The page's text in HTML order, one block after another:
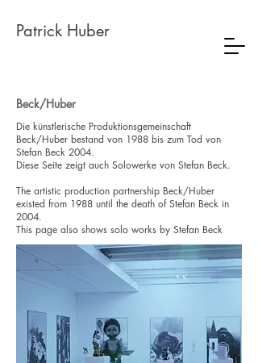
Patrick Huber
Beck/Huber
Die künstlerische Produktionsgemeinschaft
Beck/Huber bestand von 1988 bis zum Tod von
Stefan Beck 2004.
Diese Seite zeigt auch Solowerke von Stefan Beck.
The artistic production partnership Beck/Huber
existed from 1988 until the death of Stefan Beck in
2004.
This page also shows solo works by Stefan Beck